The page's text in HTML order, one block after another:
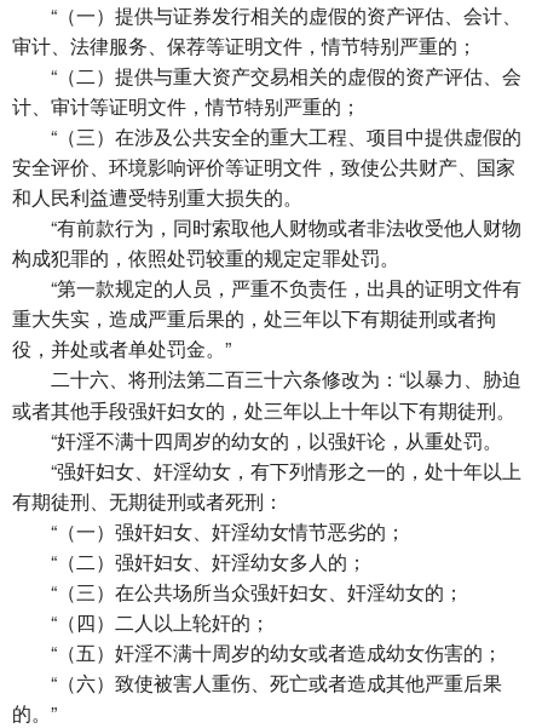
“（一）提供与证券发行相关的虚假的资产评估、会计、
审计、法律服务、保荐等证明文件，情节特别严重的；
“（二）提供与重大资产交易相关的虚假的资产评估、会
计、审计等证明文件，情节特别严重的；
“（三）在涉及公共安全的重大工程、项目中提供虚假的
安全评价、环境影响评价等证明文件，致使公共财产、国家
和人民利益遭受特别重大损失的。
“有前款行为，同时索取他人财物或者非法收受他人财物
构成犯罪的，依照处罚较重的规定定罪处罚。
“第一款规定的人员，严重不负责任，出具的证明文件有
重大失实，造成严重后果的，处三年以下有期徒刑或者拘
役，并处或者单处罚金。”
二十六、 将刑法第二百三十六条修改为：“以暴力、胁迫
或者其他手段强奸妇女的，处三年以上十年以下有期徒刑。
“奸淫不满十四周岁的幼女的，以强奸论，从重处罚。
“强奸妇女、奸淫幼女，有下列情形之一的，处十年以上
有期徒刑、无期徒刑或者死刑：
“（一）强奸妇女、奸淫幼女情节恶劣的；
“（二）强奸妇女、奸淫幼女多人的；
“（三）在公共场所当众强奸妇女、奸淫幼女的；
“（四）二人以上轮奸的；
“（五）奸淫不满十周岁的幼女或者造成幼女伤害的；
“（六）致使被害人重伤、死亡或者造成其他严重后果
的。”